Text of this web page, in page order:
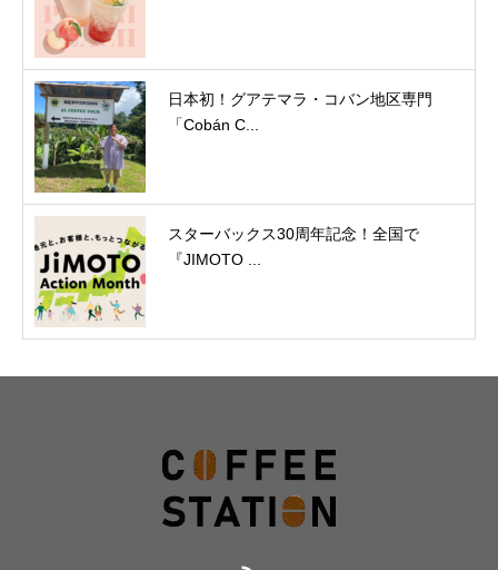
日本初！グアテマラ・コバン地区専門
「Cobán C...
スターバックス30周年記念！全国で
『JIMOTO ...